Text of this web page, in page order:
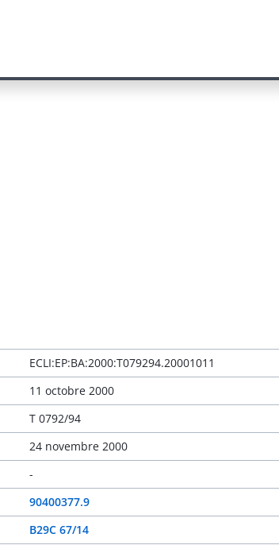
ECLI:EP:BA:2000:T079294.20001011
11 octobre 2000
T 0792/94
24 novembre 2000
-
90400377.9
B29C 67/14